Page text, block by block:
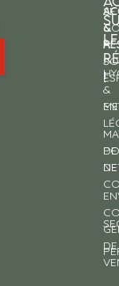
&
&
DE
SE
À
DE
DE
!